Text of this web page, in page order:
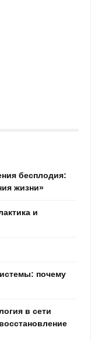
бесплодия:
жизни»
и
почему
в сети